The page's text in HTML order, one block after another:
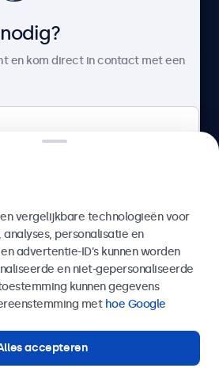
5 door 5000+ bedrijven
en kom direct in contact met een
Verzenden
op
specialist.
vergelijkbare technologieën voor
personalisatie en
advertentie-ID’s kunnen worden
en niet-gepersonaliseerde
kunnen gegevens
met hoe Google
accepteren